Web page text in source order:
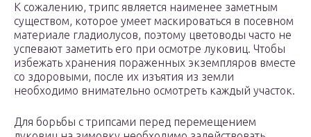
К сожалению, трипс является наименее заметным
существом, которое умеет маскироваться в посевном
материале гладиолусов, поэтому цветоводы часто не
успевают заметить его при осмотре луковиц. Чтобы
избежать хранения пораженных экземпляров вместе
со здоровыми, после их изъятия из земли
необходимо внимательно осмотреть каждый участок.
Для борьбы с трипсами перед перемещением